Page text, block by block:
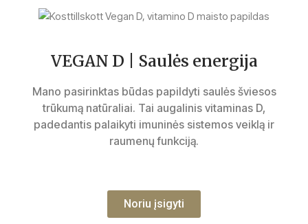
VEGAN D | Saulės energija
Mano pasirinktas būdas papildyti saulės šviesos
trūkumą natūraliai. Tai augalinis vitaminas D,
padedantis palaikyti imuninės sistemos veiklą ir
raumenų funkciją.
Noriu įsigyti